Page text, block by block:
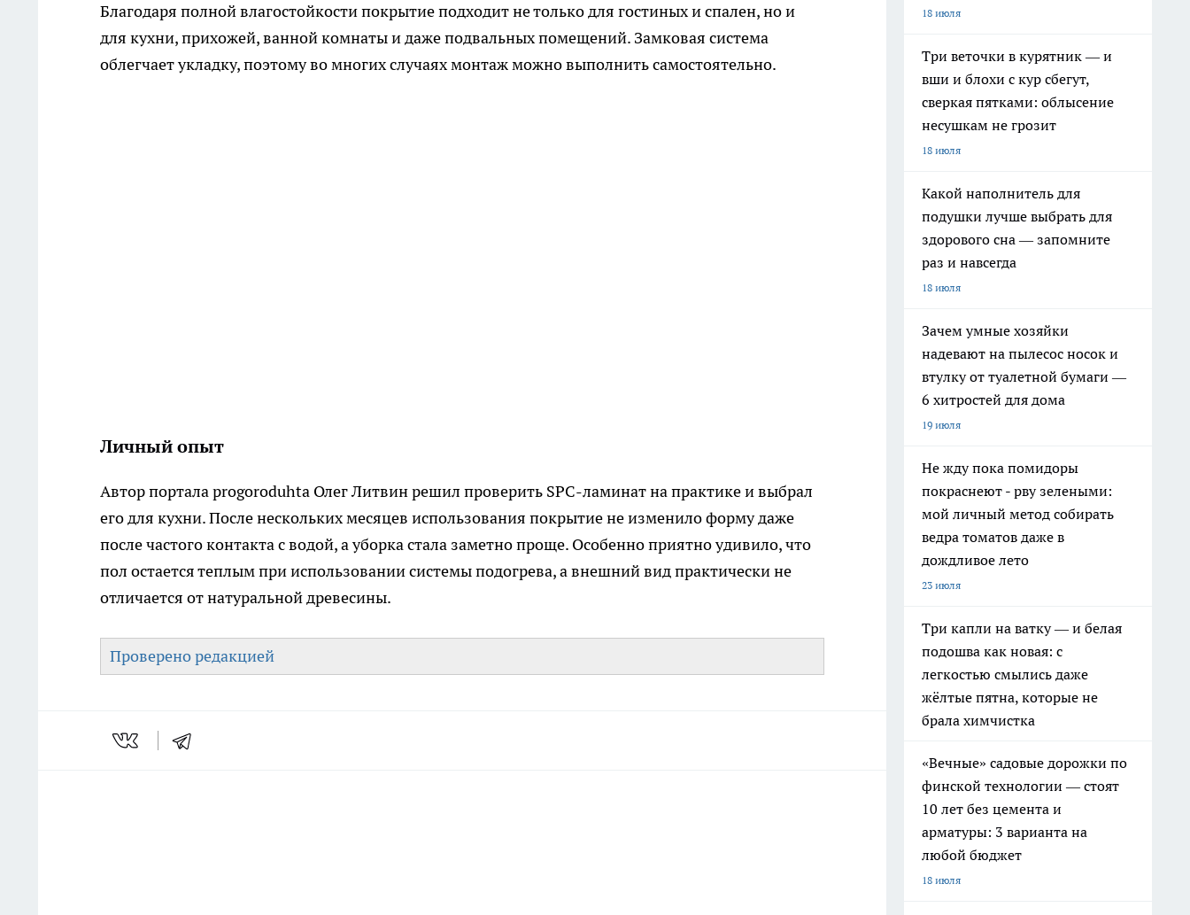
Благодаря полной влагостойкости покрытие подходит не только для гостиных и спален, но и
для кухни, прихожей, ванной комнаты и даже подвальных помещений. Замковая система
облегчает укладку, поэтому во многих случаях монтаж можно выполнить самостоятельно.
Личный опыт
Автор портала progoroduhta Олег Литвин решил проверить SPC-ламинат на практике и выбрал
его для кухни. После нескольких месяцев использования покрытие не изменило форму даже
после частого контакта с водой, а уборка стала заметно проще. Особенно приятно удивило, что
пол остается теплым при использовании системы подогрева, а внешний вид практически не
отличается от натуральной древесины.
Проверено редакцией
18 июля
Три веточки в курятник — и
вши и блохи с кур сбегут,
сверкая пятками: облысение
несушкам не грозит
18 июля
Какой наполнитель для
подушки лучше выбрать для
здорового сна — запомните
раз и навсегда
18 июля
Зачем умные хозяйки
надевают на пылесос носок и
втулку от туалетной бумаги —
6 хитростей для дома
19 июля
Не жду пока помидоры
покраснеют - рву зелеными:
мой личный метод собирать
ведра томатов даже в
дождливое лето
23 июля
Три капли на ватку — и белая
подошва как новая: с
легкостью смылись даже
жёлтые пятна, которые не
брала химчистка
«Вечные» садовые дорожки по
финской технологии — стоят
10 лет без цемента и
арматуры: 3 варианта на
любой бюджет
18 июля